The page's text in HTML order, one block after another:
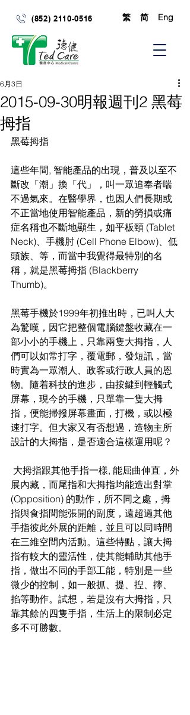
(852) 2110-0516 繁 简 Eng
2015-09-30明報週刊2 黑莓
拇指
6月3日
黑莓拇指
這些年間, 智能產品的出現，普及以至不
斷改「潮」換「代」，叫一眾追奉者喘
不過氣來。在醫學界，也因人們長期或
不正當地使用智能產品，新的勞損或痛
症名稱也不斷地顯生，如平板頸 (Tablet
Neck)、手機肘 (Cell Phone Elbow)、低
頭族、等，而當中我覺得最特別的名
稱，就是黑莓拇指 (Blackberry
Thumb)。
黑莓手機於1999年初推出時，已叫人大
為驚嘆，因它把整個電腦鍵盤收藏在一
部小小的手機上，只靠兩隻大拇指，人
們可以如常打字，覆電郵，發短訊，當
時實為一眾潮人、政客或行政人員的恩
物。隨着科技的進步，由按鍵到輕觸式
屏幕，現今的手機，只單靠一隻大拇
指，便能掃撥屏幕畫面，打機，或以極
速打字。但大家又有否想過，造物主所
設計的大拇指，是否適合這樣運用呢？
展內藏，而尾指和大拇指均能造出對掌
(Opposition) 的動作，所不同之處，拇
指與食指間能張開的副度，遠超過其他
手指彼此外展的距離，並且可以同時間
在三維空間內活動。這些特點，讓大拇
指有較大的靈活性，使其能輔助其他手
指，做出不同的手部工能，特別是一些
微少的控制，如一般抓、提、揑、擰、
掐等動作。試想，若是沒有大拇指，只
靠其餘的四隻手指，生活上的限制必定
多不可勝數。